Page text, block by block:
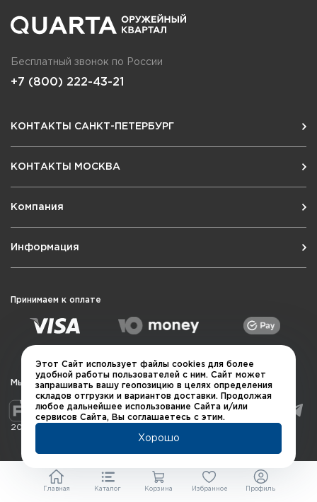
Главная Каталог Корзина Избранное Профиль
Бесплатный звонок по России
+7 (800) 222-43-21
КОНТАКТЫ САНКТ-ПЕТЕРБУРГ
КОНТАКТЫ МОСКВА
Компания
Информация
Принимаем к оплате
Мы в социальных сетях
2026 © QUARTA "Оружейный квартал"
Этот Сайт использует файлы cookies для более
удобной работы пользователей с ним. Сайт может
запрашивать вашу геопозицию в целях определения
складов отгрузки и вариантов доставки. Продолжая
любое дальнейшее использование Сайта и/или
сервисов Сайта, Вы соглашаетесь с этим.
Хорошо